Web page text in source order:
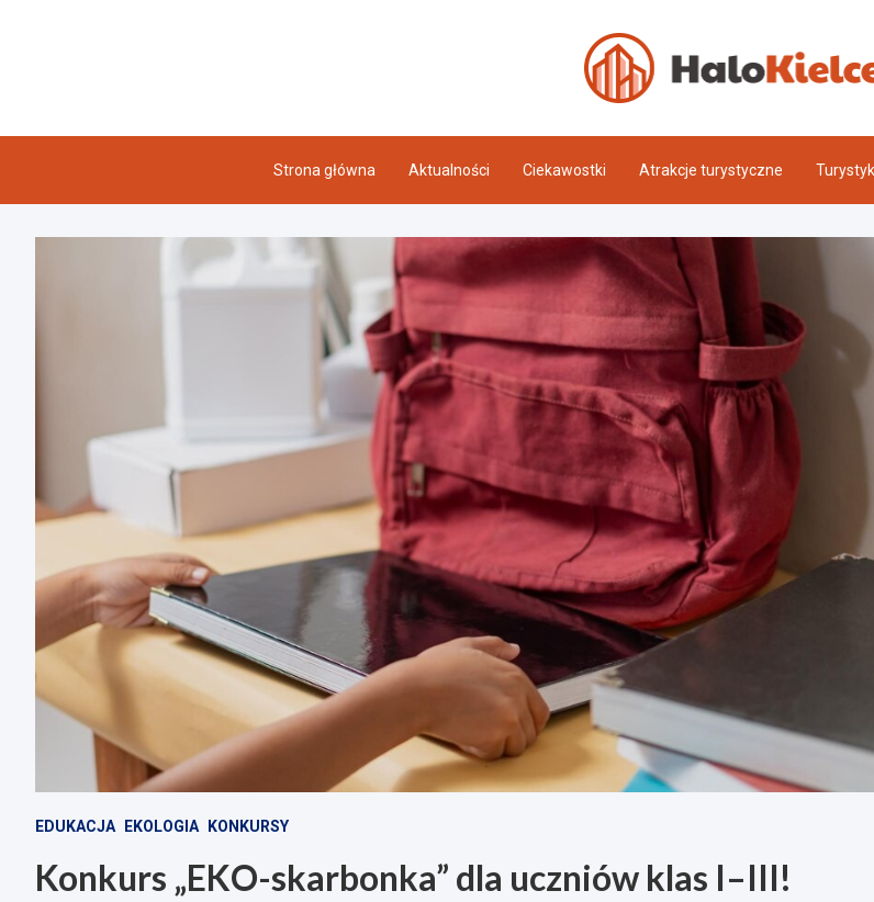
Strona główna Aktualności Ciekawostki Atrakcje turystyczne
EDUKACJA EKOLOGIA KONKURSY
Konkurs „EKO-skarbonka” dla uczniów klas I–III!